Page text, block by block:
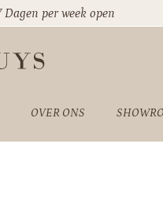
Dagen per week open
OVER ONS